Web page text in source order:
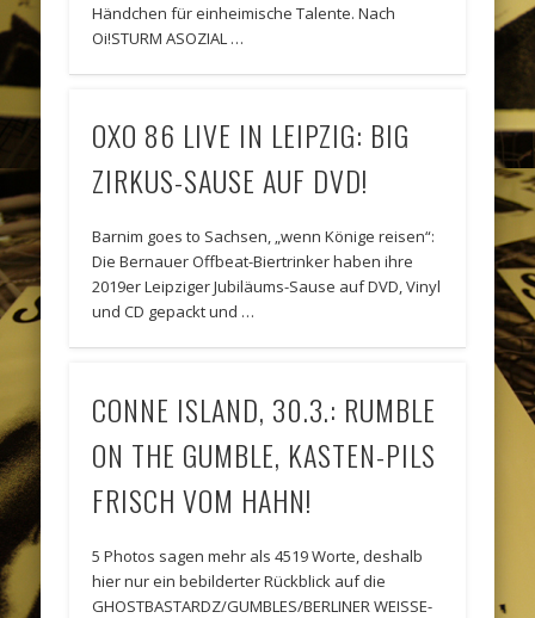
Händchen für einheimische Talente. Nach
Oi!STURM ASOZIAL …
OXO 86 LIVE IN LEIPZIG: BIG
ZIRKUS-SAUSE AUF DVD!
Barnim goes to Sachsen, „wenn Könige reisen“:
Die Bernauer Offbeat-Biertrinker haben ihre
2019er Leipziger Jubiläums-Sause auf DVD, Vinyl
und CD gepackt und …
CONNE ISLAND, 30.3.: RUMBLE
ON THE GUMBLE, KASTEN-PILS
FRISCH VOM HAHN!
5 Photos sagen mehr als 4519 Worte, deshalb
hier nur ein bebilderter Rückblick auf die
GHOSTBASTARDZ/GUMBLES/BERLINER WEISSE-